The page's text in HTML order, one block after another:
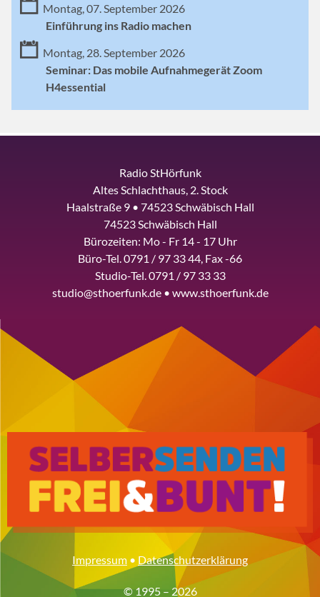
Montag, 07. September 2026
Einführung ins Radio machen
Montag, 28. September 2026
Seminar: Das mobile Aufnahmegerät Zoom
H4essential
Radio StHörfunk
Altes Schlachthaus, 2. Stock
Haalstraße 9 • 74523 Schwäbisch Hall
74523 Schwäbisch Hall
Bürozeiten: Mo - Fr 14 - 17 Uhr
Büro-Tel. 0791 / 97 33 44, Fax -66
Studio-Tel. 0791 / 97 33 33
studio@sthoerfunk.de • www.sthoerfunk.de
Impressum • Datenschutzerklärung
© 1995 – 2026